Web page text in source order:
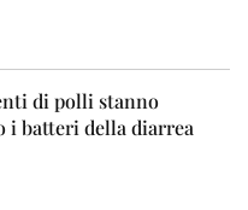
di polli stanno
i batteri della diarrea